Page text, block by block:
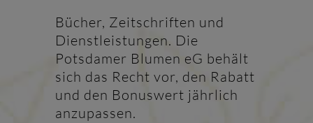
Bücher, Zeitschriften und
Dienstleistungen. Die
Potsdamer Blumen eG behält
sich das Recht vor, den Rabatt
und den Bonuswert jährlich
anzupassen.